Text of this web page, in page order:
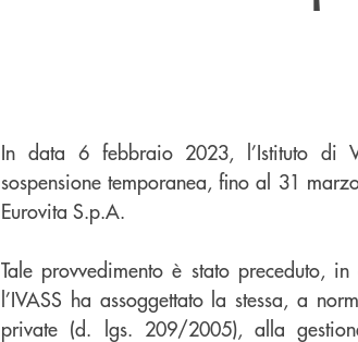
In data 6 febbraio 2023, l’Istituto di
sospensione temporanea, fino al 31
Eurovita S.p.A.
Tale provvedimento è stato preceduto,
l’IVASS ha assoggettato la stessa, a
private (d. lgs. 209/2005), alla